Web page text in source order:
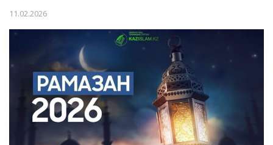
11.02.2026